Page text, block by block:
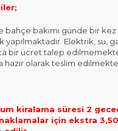
bakımı günde bir kez
yapılmaktadır. Elektrik, su,
bir ücret talep
hazır olarak teslim
kiralama süresi 2
için ekstra